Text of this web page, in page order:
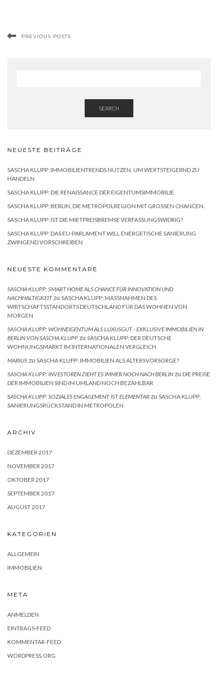
PREVIOUS POSTS
SEARCH
NEUESTE BEITRÄGE
SASCHA KLUPP: IMMOBILIENTRENDS NUTZEN, UM WERTSTEIGERND ZU
HANDELN
SASCHA KLUPP: DIE RENAISSANCE DER EIGENTUMSIMMOBILIE
SASCHA KLUPP: BERLIN, DIE METROPOLREGION MIT GROSSEN CHANCEN.
SASCHA KLUPP: IST DIE MIETPREISBREMSE VERFASSUNGSWIDRIG?
SASCHA KLUPP: DAS EU-PARLAMENT WILL ENERGETISCHE SANIERUNG
ZWINGEND VORSCHREIBEN
NEUESTE KOMMENTARE
SASCHA KLUPP: SMART HOME ALS CHANCE FÜR INNOVATION UND
NACHHALTIGKEIT zu SASCHA KLUPP: MASSNAHMEN DES W
IRTSCHAFTSSTANDORTS DEUTSCHLAND FÜR DAS WOHNEN VON M
ORGEN
SASCHA KLUPP: WOHNEIGENTUM ALS LUXUSGUT - EXKLUSIVE IMMOBILIEN IN
BERLIN VON SASCHA KLUPP zu SASCHA KLUPP: DER DEUTSCHE
WOHNUNGSMARKT IM INTERNATIONALEN VERGLEICH
MARIUS zu SASCHA KLUPP: IMMOBILIEN ALS ALTERSVORSORGE?
SASCHA KLUPP: INVESTOREN ZIEHT ES IMMER NOCH NACH BERLIN zu DIE PREISE
DER IMMOBILIEN SIND IM UMLAND NOCH BEZAHLBAR
SASCHA KLUPP: SOZIALES ENGAGEMENT IST ELEMENTAR zu SASCHA KLUPP:
SANIERUNGSRÜCKSTAND IN METROPOLEN
ARCHIV
DEZEMBER 2017
NOVEMBER 2017
OKTOBER 2017
SEPTEMBER 2017
AUGUST 2017
KATEGORIEN
ALLGEMEIN
IMMOBILIEN
META
ANMELDEN
EINTRAGS-FEED
KOMMENTAR-FEED
WORDPRESS.ORG